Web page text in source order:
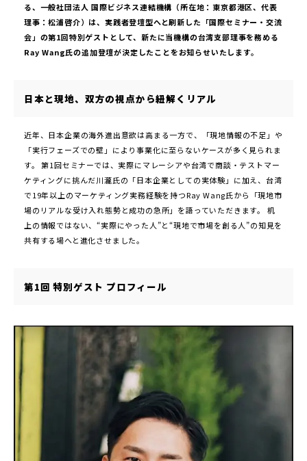
る、一般社団法人 国際ビジネス連結機構（所在地：東京都港区、代表
理事：松浦啓介）は、実践者登壇型へと刷新した「国際セミナー・交流
会」の第1回特別ゲストとして、新たに当機構の台湾支部理事を務める
Ray Wang氏の追加登壇が決定したことをお知らせいたします。
日本と現地、双方の視点から紐解くリアル
近年、日本企業の海外進出意欲は高まる一方で、「現地情報の不足」や
「実行フェーズでの壁」により事業化に至らないケースが多く見られま
す。 第1回セミナーでは、実際にマレーシアや台湾で商談・テストマー
ケティングに挑んだ川瀧氏の「日本企業としての実体験」に加え、台湾
で19年以上のマーケティング実務経験を持つRay Wang氏から「現地市
場のリアルな受け入れ態勢と成功の急所」を語っていただきます。 机
上の情報ではない、“実際にやった人”と“現地で市場を創る人”の知見を
共有する場へと進化させました。
第1回 特別ゲスト プロフィール